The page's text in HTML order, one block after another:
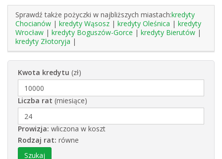
Sprawdź także pożyczki w najbliższych miastach:kredyty
Chocianów | kredyty Wąsosz | kredyty Oleśnica | kredyty
Wrocław | kredyty Boguszów-Gorce | kredyty Bierutów |
kredyty Złotoryja |
Kwota kredytu (zł)
Liczba rat (miesiące)
Prowizja: wliczona w koszt
Rodzaj rat: równe